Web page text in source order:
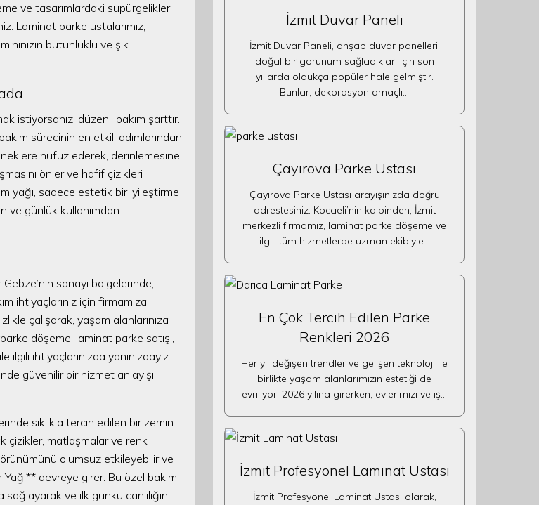
ve tasarımlardaki süpürgelikler
Laminat parke ustalarımız,
bütünlüklü ve şık
istiyorsanız, düzenli bakım şarttır.
sürecinin en etkili adımlarından
nüfuz ederek, derinlemesine
önler ve hafif çizikleri
yağı, sadece estetik bir iyileştirme
ve günlük kullanımdan
sanayi bölgelerinde,
ihtiyaçlarınız için firmamıza
çalışarak, yaşam alanlarınıza
döşeme, laminat parke satışı,
ihtiyaçlarınızda yanınızdayız.
güvenilir bir hizmet anlayışı
sıklıkla tercih edilen bir zemin
çizikler, matlaşmalar ve renk
olumsuz etkileyebilir ve
devreye girer. Bu özel bakım
ve ilk günkü canlılığını
İzmit Duvar Paneli
İzmit Duvar Paneli, ahşap duvar panelleri,
doğal bir görünüm sağladıkları için son
yıllarda oldukça popüler hale gelmiştir.
Bunlar, dekorasyon amaçlı…
Çayırova Parke Ustası
Çayırova Parke Ustası arayışınızda doğru
adrestesiniz. Kocaeli’nin kalbinden, İzmit
merkezli firmamız, laminat parke döşeme ve
ilgili tüm hizmetlerde uzman ekibiyle…
En Çok Tercih Edilen Parke
Renkleri 2026
Her yıl değişen trendler ve gelişen teknoloji ile
birlikte yaşam alanlarımızın estetiği de
evriliyor. 2026 yılına girerken, evlerimizi ve iş…
İzmit Profesyonel Laminat Ustası
İzmit Profesyonel Laminat Ustası olarak,